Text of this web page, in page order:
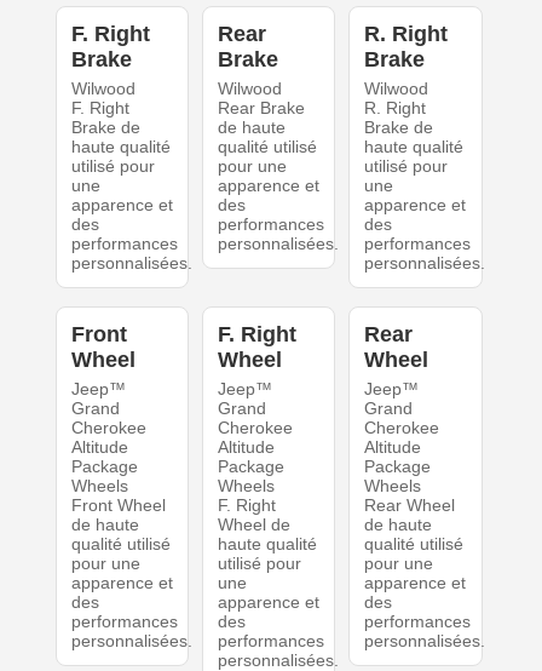
F. Right
Brake
Wilwood
F. Right
Brake de
haute qualité
utilisé pour
une
apparence et
des
performances
personnalisées.
Rear
Brake
Wilwood
Rear Brake
de haute
qualité utilisé
pour une
apparence et
des
performances
personnalisées.
R. Right
Brake
Wilwood
R. Right
Brake de
haute qualité
utilisé pour
une
apparence et
des
performances
personnalisées.
Front
Wheel
Jeep™
Grand
Cherokee
Altitude
Package
Wheels
Front Wheel
de haute
qualité utilisé
pour une
apparence et
des
performances
personnalisées.
F. Right
Wheel
Jeep™
Grand
Cherokee
Altitude
Package
Wheels
F. Right
Wheel de
haute qualité
utilisé pour
une
apparence et
des
performances
personnalisées.
Rear
Wheel
Jeep™
Grand
Cherokee
Altitude
Package
Wheels
Rear Wheel
de haute
qualité utilisé
pour une
apparence et
des
performances
personnalisées.